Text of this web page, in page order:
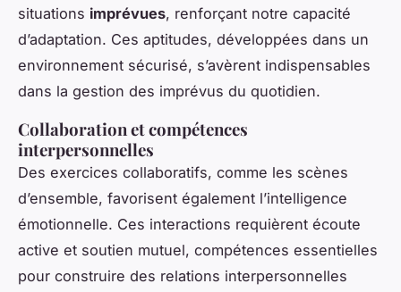
situations imprévues, renforçant notre capacité
d’adaptation. Ces aptitudes, développées dans un
environnement sécurisé, s’avèrent indispensables
dans la gestion des imprévus du quotidien.
Collaboration et compétences
interpersonnelles
Des exercices collaboratifs, comme les scènes
d’ensemble, favorisent également l’intelligence
émotionnelle. Ces interactions requièrent écoute
active et soutien mutuel, compétences essentielles
pour construire des relations interpersonnelles